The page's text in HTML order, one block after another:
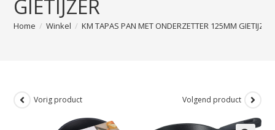
GIETIJZER
Home / Winkel / KM TAPAS PAN MET ONDERZETTER 125MM GIETIJZER
Vorig product Volgend product